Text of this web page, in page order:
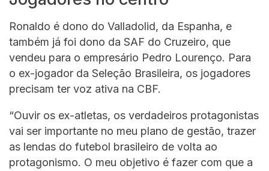
Ronaldo é dono do Valladolid, da Espanha, e
também já foi dono da SAF do Cruzeiro, que
vendeu para o empresário Pedro Lourenço. Para
o ex-jogador da Seleção Brasileira, os jogadores
precisam ter voz ativa na CBF.
“Ouvir os ex-atletas, os verdadeiros protagonistas
vai ser importante no meu plano de gestão, trazer
as lendas do futebol brasileiro de volta ao
protagonismo. O meu objetivo é fazer com que a